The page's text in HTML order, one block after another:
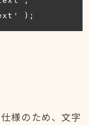
);
様のため、文字